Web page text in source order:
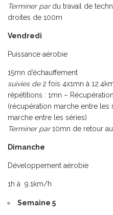
Terminer pardu travail de
droites de 100m
Vendredi
Puissance aérobie
15mn d’échauffement
suivies de2 fois 4x1mn à
répétitions : 1mn –
(récupération marche entre les
marche entre les séries)
Terminer par10mn de retour
Dimanche
Développement aérobie
1h à 9.1km/h
Semaine 5